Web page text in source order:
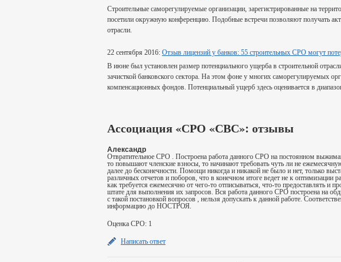
Строительные саморегулируемые организации, зарегистрированные на
посетили окружную конференцию. Подобные встречи позволяют получать
отрасли.
22 сентября 2016: Отзыв лицензий у банков: 55 строительных СРО могут
В июне был установлен размер потенциального ущерба в строительной
зачисткой банковского сектора. На этом фоне у многих саморегулируемых
компенсационных фондов. Потенциальный ущерб здесь оценивается в
Ассоциация «СРО «СВС»: отзывы
Александр
Отвратительное СРО . Построена работа данного СРО на постоянном
то повышают членские взносы, то начинают требовать чуть ли не
далее до бесконечности. Помощи никогда и никакой не было и нет, только
различных отчетов и поборов, что в конечном итоге ведет не к оптимизации
как требуется ежемесячно от чего-то отписываться, что-то предоставлять и
штате для выполнения их запросов. Вся работа данного СРО построена на
с такой постановкой вопросов , нельзя допускать к данной работе.
информацию до НОСТРОЯ.
Оценка СРО: 1
Написать ответ